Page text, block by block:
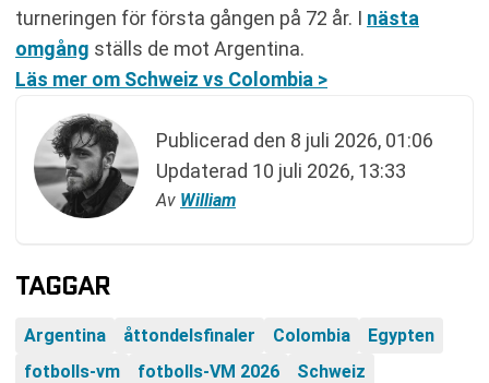
turneringen för första gången på 72 år. I nästa
omgång ställs de mot Argentina.
Läs mer om Schweiz vs Colombia >
Publicerad den 8 juli 2026, 01:06
Updaterad 10 juli 2026, 13:33
Av William
TAGGAR
Argentina åttondelsfinaler Colombia
Egypten
fotbolls-vm
fotbolls-VM 2026 Schweiz